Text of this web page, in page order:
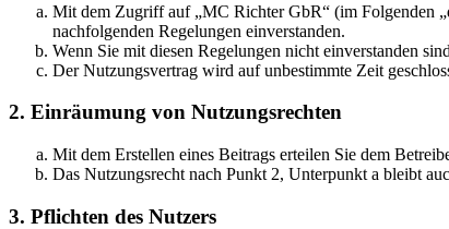
Mit dem Zugriff auf „MC Richter GbR“ (im Folgenden
nachfolgenden Regelungen einverstanden.
Wenn Sie mit diesen Regelungen nicht einverstanden
Der Nutzungsvertrag wird auf unbestimmte Zeit
2. Einräumung von Nutzungsrechten
Mit dem Erstellen eines Beitrags erteilen Sie dem
Das Nutzungsrecht nach Punkt 2, Unterpunkt a bleibt
3. Pflichten des Nutzers